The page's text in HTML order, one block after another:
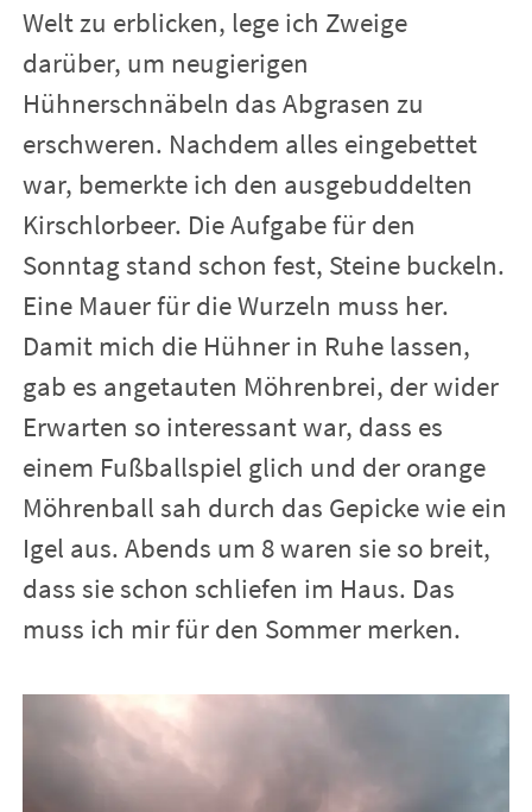
Welt zu erblicken, lege ich Zweige
darüber, um neugierigen
Hühnerschnäbeln das Abgrasen zu
erschweren. Nachdem alles eingebettet
war, bemerkte ich den ausgebuddelten
Kirschlorbeer. Die Aufgabe für den
Sonntag stand schon fest, Steine buckeln.
Eine Mauer für die Wurzeln muss her.
Damit mich die Hühner in Ruhe lassen,
gab es angetauten Möhrenbrei, der wider
Erwarten so interessant war, dass es
einem Fußballspiel glich und der orange
Möhrenball sah durch das Gepicke wie ein
Igel aus. Abends um 8 waren sie so breit,
dass sie schon schliefen im Haus. Das
muss ich mir für den Sommer merken.